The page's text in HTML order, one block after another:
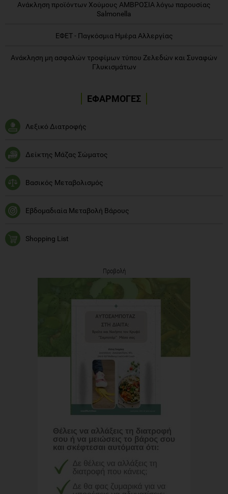
Ανάκληση προϊόντων Χούμους ΑΜΒΡΟΣΙΑ λόγω παρουσίας
Salmonella
ΕΦΕΤ - Παγκόσμια Ημέρα Αλλεργίας
Ανάκληση μη ασφαλών τροφίμων τύπου Ζελεδών και Συναφών
Γλυκισμάτων
ΕΦΑΡΜΟΓΕΣ
Λεξικό Διατροφής
Δείκτης Μάζας Σώματος
Βασικός Μεταβολισμός
Εβδομαδιαία Μεταβολή Βάρους
Shopping List
Προβολή